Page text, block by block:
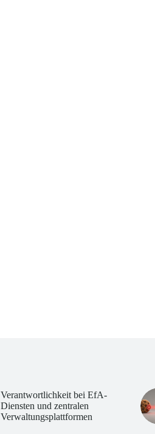
Verantwortlichkeit bei EfA-
Diensten und zentralen
Verwaltungsplattformen